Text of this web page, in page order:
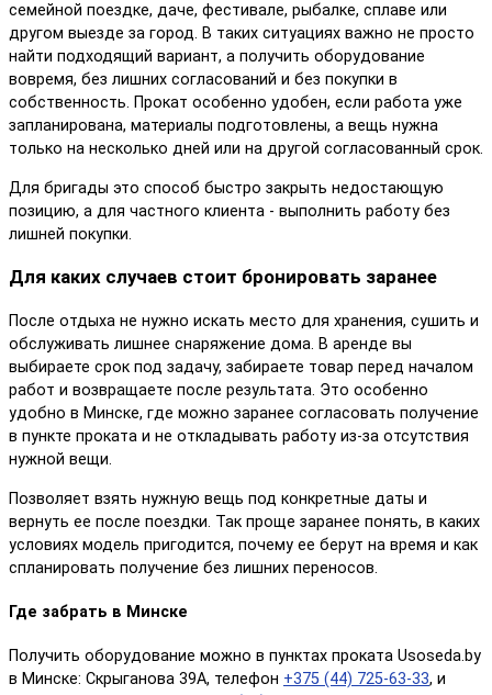
семейной поездке, даче, фестивале, рыбалке, сплаве или
другом выезде за город. В таких ситуациях важно не просто
найти подходящий вариант, а получить оборудование
вовремя, без лишних согласований и без покупки в
собственность. Прокат особенно удобен, если работа уже
запланирована, материалы подготовлены, а вещь нужна
только на несколько дней или на другой согласованный срок.
Для бригады это способ быстро закрыть недостающую
позицию, а для частного клиента - выполнить работу без
лишней покупки.
Для каких случаев стоит бронировать заранее
После отдыха не нужно искать место для хранения, сушить и
обслуживать лишнее снаряжение дома. В аренде вы
выбираете срок под задачу, забираете товар перед началом
работ и возвращаете после результата. Это особенно
удобно в Минске, где можно заранее согласовать получение
в пункте проката и не откладывать работу из-за отсутствия
нужной вещи.
Позволяет взять нужную вещь под конкретные даты и
вернуть ее после поездки. Так проще заранее понять, в каких
условиях модель пригодится, почему ее берут на время и как
спланировать получение без лишних переносов.
Где забрать в Минске
Получить оборудование можно в пунктах проката Usoseda.by
в Минске: Скрыганова 39А, телефон +375 (44) 725-63-33, и